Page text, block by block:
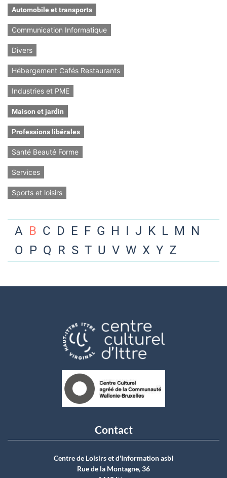
Automobile et transports
Communication Informatique
Divers
Hébergement Cafés Restaurants
Industries et PME
Maison et jardin
Professions libérales
Santé Beauté Forme
Services
Sports et loisirs
A B C D E F G H I J K L M N
O P Q R S T U V W X Y Z
Contact
Centre de Loisirs et d'Information asbI
Rue de la Montagne, 36